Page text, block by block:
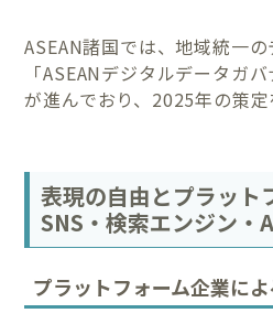
ASEAN諸国では、地域統一
「ASEANデジタルデータガ
が進んでおり、2025年の策定
表現の自由とプラット
SNS・検索エンジン・
プラットフォーム企業に